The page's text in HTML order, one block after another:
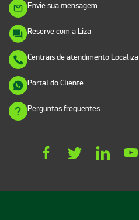
Envie sua mensagem
Reserve com a Liza
Centrais de atendimento Localiza
Portal do Cliente
Perguntas frequentes